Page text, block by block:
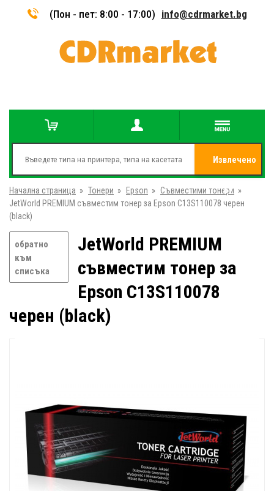
(Пон - пет: 8:00 - 17:00) info@cdrmarket.bg
Извлечено
от
Начална страница » Тонери » Epson » Съвместими тонери »
JetWorld PREMIUM съвместим тонер за Epson C13S110078 черен
(black)
обратно
към
списъка
JetWorld PREMIUM
съвместим тонер за
Epson C13S110078
черен (black)